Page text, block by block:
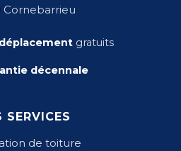
Cornebarrieu
gratuits
décennale
SERVICES
de toiture